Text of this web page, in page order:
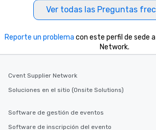
Ver todas las Preguntas
Reporte un problema con este perfil de sede
Network.
Cvent Supplier Network
Soluciones en el sitio (Onsite Solutions)
Software de gestión de eventos
Software de inscripción del evento